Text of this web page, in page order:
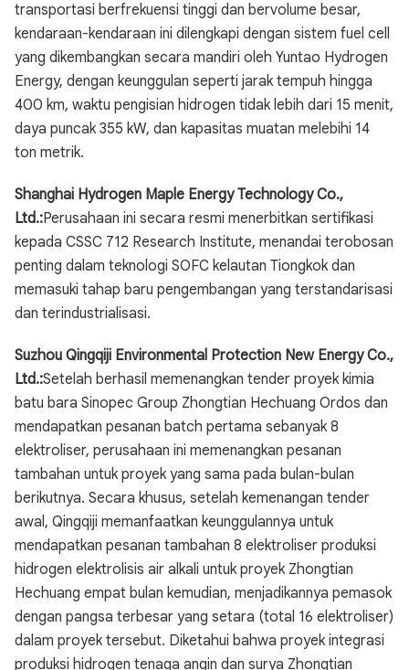
transportasi berfrekuensi tinggi dan bervolume besar,
kendaraan-kendaraan ini dilengkapi dengan sistem fuel cell
yang dikembangkan secara mandiri oleh Yuntao Hydrogen
Energy, dengan keunggulan seperti jarak tempuh hingga
400 km, waktu pengisian hidrogen tidak lebih dari 15 menit,
daya puncak 355 kW, dan kapasitas muatan melebihi 14
ton metrik.
Shanghai Hydrogen Maple Energy Technology Co.,
Ltd.:Perusahaan ini secara resmi menerbitkan sertifikasi
kepada CSSC 712 Research Institute, menandai terobosan
penting dalam teknologi SOFC kelautan Tiongkok dan
memasuki tahap baru pengembangan yang terstandarisasi
dan terindustrialisasi.
Suzhou Qingqiji Environmental Protection New Energy Co.,
Ltd.:Setelah berhasil memenangkan tender proyek kimia
batu bara Sinopec Group Zhongtian Hechuang Ordos dan
mendapatkan pesanan batch pertama sebanyak 8
elektroliser, perusahaan ini memenangkan pesanan
tambahan untuk proyek yang sama pada bulan-bulan
berikutnya. Secara khusus, setelah kemenangan tender
awal, Qingqiji memanfaatkan keunggulannya untuk
mendapatkan pesanan tambahan 8 elektroliser produksi
hidrogen elektrolisis air alkali untuk proyek Zhongtian
Hechuang empat bulan kemudian, menjadikannya pemasok
dengan pangsa terbesar yang setara (total 16 elektroliser)
dalam proyek tersebut. Diketahui bahwa proyek integrasi
produksi hidrogen tenaga angin dan surya Zhongtian